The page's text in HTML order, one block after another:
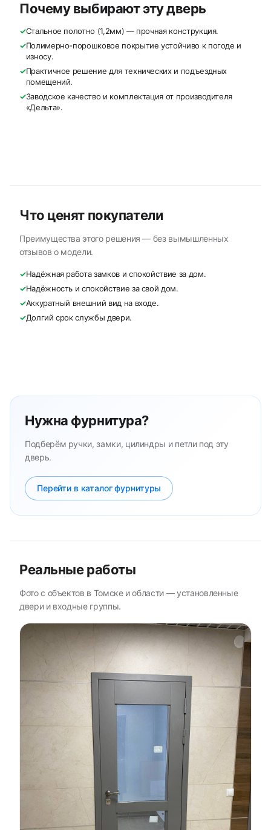
Почему выбирают эту дверь
✓Стальное полотно (1,2мм) — прочная конструкция.
✓Полимерно-порошковое покрытие устойчиво к погоде и
износу.
✓Практичное решение для технических и подъездных
помещений.
✓Заводское качество и комплектация от производителя
«Дельта».
Что ценят покупатели
Преимущества этого решения — без вымышленных
отзывов о модели.
✓Надёжная работа замков и спокойствие за дом.
✓Надёжность и спокойствие за свой дом.
✓Аккуратный внешний вид на входе.
✓Долгий срок службы двери.
Нужна фурнитура?
Подберём ручки, замки, цилиндры и петли под эту
дверь.
Перейти в каталог фурнитуры
Реальные работы
Фото с объектов в Томске и области — установленные
двери и входные группы.